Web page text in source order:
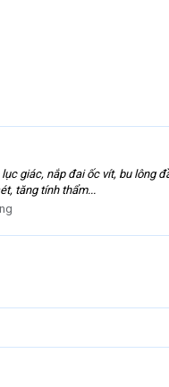
giác, nắp đai ốc vít, bu
tăng tính thẩm...